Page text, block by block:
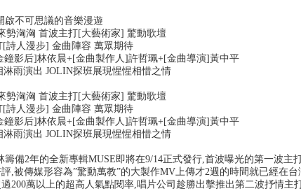
啟不可思議的音樂漫遊
勢洶洶 首波主打[大藝術家] 驚動歌壇
[詩人漫步] 金曲陣容 萬眾期待
鐘影后]林依晨+[金曲製作人]許哲珮+[金曲導演]黃中平
雨演出 JOLIN探班展現惺惺相惜之情
勢洶洶 首波主打[大藝術家] 驚動歌壇
[詩人漫步] 金曲陣容 萬眾期待
鐘影后]林依晨+[金曲製作人]許哲珮+[金曲導演]黃中平
雨演出 JOLIN探班展現惺惺相惜之情
籌備2年的全新專輯MUSE即將在9/14正式發行,首波曝光的第一波主
,被傳媒形容為”驚動萬教”的大製作MV上傳才2週的時間就已經在台
過200萬以上的超高人氣點閱率,唱片公司趁勝出擊推出第二波抒情主